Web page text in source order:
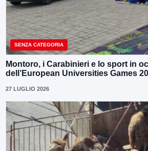
SENZA CATEGORIA
Montoro, i Carabinieri e lo sport in
dell’European Universities Games
27 LUGLIO 2026